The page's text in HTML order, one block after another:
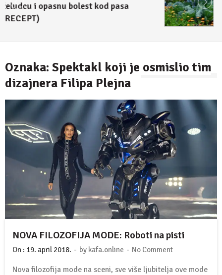
lek za homoseksualnost i autizam
Oznaka: Spektakl koji je osmislio tim
dizajnera Filipa Plejna
NOVA FILOZOFIJA MODE: Roboti na pisti
On : 19. april 2018. - by kafa.online - No Comment
Nova filozofija mode na sceni, sve više ljubitelja ove mode